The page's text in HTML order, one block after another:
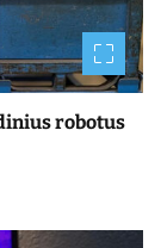
robotus